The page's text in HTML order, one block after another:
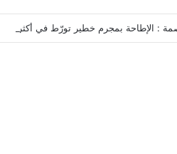
: الإطاحة بمجرم خطير تورّط في أكثر من 20 عملية سرقة